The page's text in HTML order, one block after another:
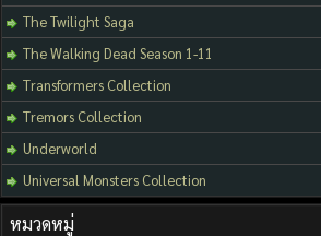
The Twilight Saga
The Walking Dead Season 1-11
Transformers Collection
Tremors Collection
Underworld
Universal Monsters Collection
หมวดหมู่